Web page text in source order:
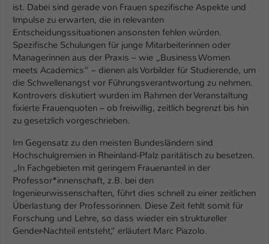
ist. Dabei sind gerade von Frauen spezifische Aspekte und
Impulse zu erwarten, die in relevanten
Entscheidungssituationen ansonsten fehlen würden.
Spezifische Schulungen für junge Mitarbeiterinnen oder
Managerinnen aus der Praxis – wie „Business Women
meets Academics“ – dienen als Vorbilder für Studierende, um
die Schwellenangst vor Führungsverantwortung zu nehmen.
Kontrovers diskutiert wurden im Rahmen der Veranstaltung
fixierte Frauenquoten – ob freiwillig, zeitlich begrenzt bis hin
zu gesetzlich vorgeschrieben.
Im Gegensatz zu den meisten Bundesländern sind
Hochschulgremien in Rheinland-Pfalz paritätisch zu besetzen.
„In Fachgebieten mit geringem Frauenanteil in der
Professor*innenschaft, z.B. bei den
Ingenieurwissenschaften, führt dies schnell zu einer zeitlichen
Überlastung der Professorinnen. Diese Zeit fehlt somit für
Forschung und Lehre, so dass wieder ein struktureller
Gender-Nachteil entsteht,“ erläutert Marc Piazolo.
Zweck
Einstellungen. Unter anderem eine zufällig
generierte ID, für die historische
Speicherung Ihrer vorgenommen
Einstellungen, falls der Webseiten-
Betreiber dies eingestellt hat.
Name fe_typo_user / PHPSESSID
Anbieter TYPO3
Laufzeit 1 Woche
Zweck
Dieses Cookie ist ein Standard-Session-
Cookie von TYPO3. Es speichert im Fall
eines Intranet-Logins die Session-ID. So
kann der eingeloggte Benutzer
wiedererkannt werden und es wird ihm
Zugang zu geschützten Bereichen